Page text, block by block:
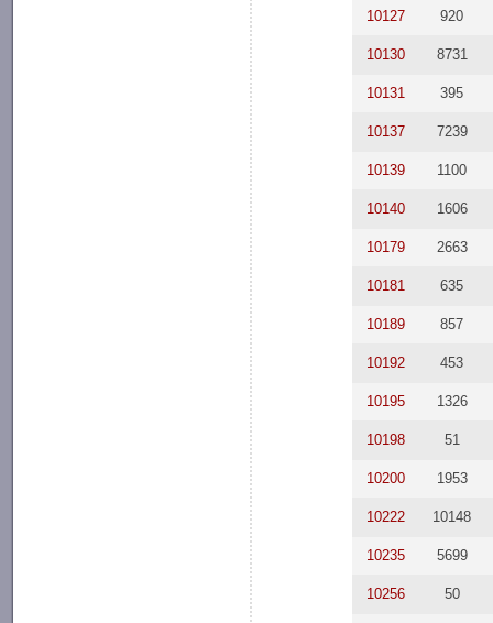
10127 920
10130 8731
10131 395
10137 7239
10139 1100
10140 1606
10179 2663
10181 635
10189 857
10192 453
10195 1326
10198 51
10200 1953
10222 10148
10235 5699
10256 50